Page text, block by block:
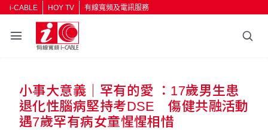
i-CABLE HOY TV 有線寬頻及電訊服務
返回
按輸入鍵開始搜尋
小事大意義｜罕有的愛 ：17歲男生患
退化性腦病堅持考DSE 傷健共融活動
遇7歲罕有病女童惺惺相惜